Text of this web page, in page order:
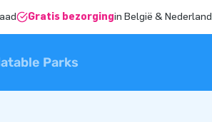
Gratis bezorgingin België & Nederland
Parks